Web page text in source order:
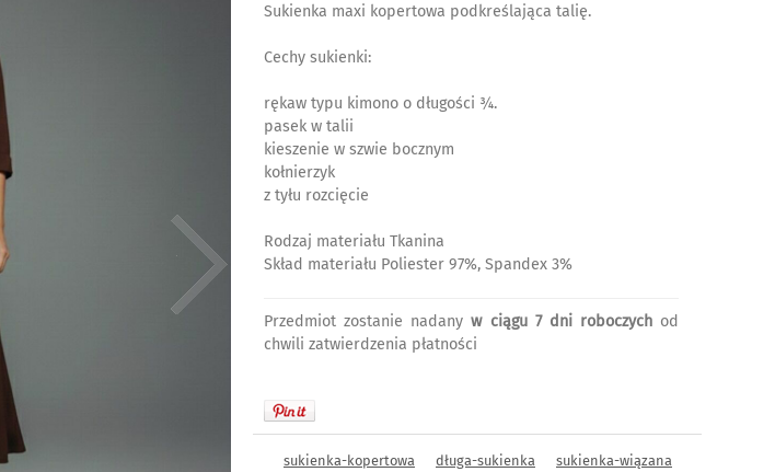
Sukienka maxi kopertowa podkreślająca talię.
Cechy sukienki:
rękaw typu kimono o długości ¾.
pasek w talii
kieszenie w szwie bocznym
kołnierzyk
z tyłu rozcięcie
Rodzaj materiału Tkanina
Skład materiału Poliester 97%, Spandex 3%
Przedmiot zostanie nadanyw ciągu 7 dni roboczychod
chwili zatwierdzenia płatności
sukienka-kopertowa długa-sukienka sukienka-wiązana